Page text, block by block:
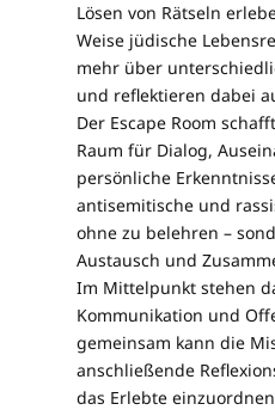
Lösen von Rätseln
Weise jüdische
mehr über
und reflektieren dabei
Der Escape Room
Raum für Dialog,
persönliche
antisemitische und
ohne zu belehren –
Austausch und
Im Mittelpunkt stehen
Kommunikation und
gemeinsam kann die
anschließende
das Erlebte